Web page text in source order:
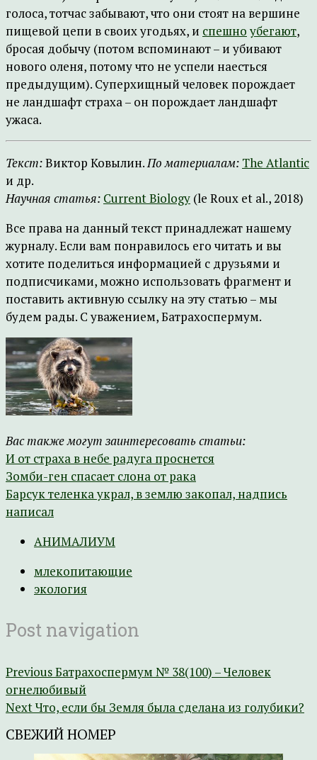
голоса, тотчас забывают, что они стоят на вершине
пищевой цепи в своих угодьях, и спешно убегают,
бросая добычу (потом вспоминают – и убивают
нового оленя, потому что не успели наесться
предыдущим). Суперхищный человек порождает
не ландшафт страха – он порождает ландшафт
ужаса.
Текст:Виктор Ковылин.По материалам: The Atlantic
и др.
Научная статья: Current Biology (le Roux et al., 2018)
Все права на данный текст принадлежат нашему
журналу. Если вам понравилось его читать и вы
хотите поделиться информацией с друзьями и
подписчиками, можно использовать фрагмент и
поставить активную ссылку на эту статью – мы
будем рады. С уважением, Батрахоспермум.
Вас также могут заинтересовать статьи:
И от страха в небе радуга проснется
Зомби-ген спасает слона от рака
Барсук теленка украл, в землю закопал, надпись
написал
АНИМАЛИУМ
млекопитающие
экология
Post navigation
PreviousБатрахоспермум № 38(100) – Человек
огнелюбивый
NextЧто, если бы Земля была сделана из голубики?
СВЕЖИЙ НОМЕР